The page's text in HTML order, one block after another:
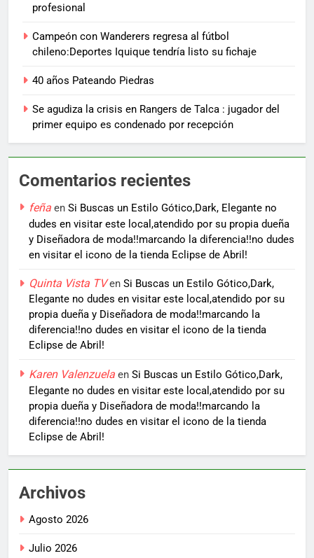
profesional
Campeón con Wanderers regresa al fútbol
chileno:Deportes Iquique tendría listo su fichaje
40 años Pateando Piedras
Se agudiza la crisis en Rangers de Talca : jugador del
primer equipo es condenado por recepción
Comentarios recientes
feña en Si Buscas un Estilo Gótico,Dark, Elegante no
dudes en visitar este local,atendido por su propia dueña
y Diseñadora de moda!!marcando la diferencia!!no dudes
en visitar el icono de la tienda Eclipse de Abril!
Quinta Vista TVen Si Buscas un Estilo Gótico,Dark,
Elegante no dudes en visitar este local,atendido por su
propia dueña y Diseñadora de moda!!marcando la
diferencia!!no dudes en visitar el icono de la tienda
Eclipse de Abril!
Karen Valenzuela en Si Buscas un Estilo Gótico,Dark,
Elegante no dudes en visitar este local,atendido por su
propia dueña y Diseñadora de moda!!marcando la
diferencia!!no dudes en visitar el icono de la tienda
Eclipse de Abril!
Archivos
Agosto 2026
Julio 2026